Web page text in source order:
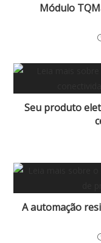
Módulo
Seu produto
A automação